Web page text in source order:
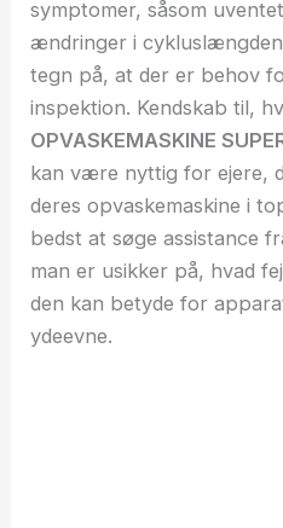
symptomer, såsom
ændringer i
tegn på, at der er behov
inspektion. Kendskab til,
OPVASKEMASKINE
kan være nyttig for ejere,
deres opvaskemaskine i
bedst at søge assistance
man er usikker på, hvad
den kan betyde for
ydeevne.